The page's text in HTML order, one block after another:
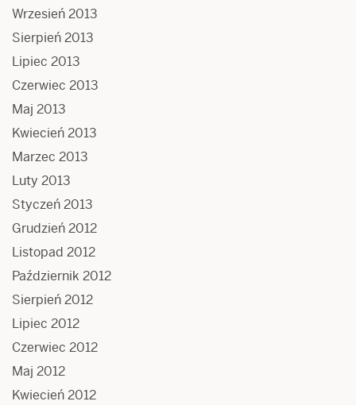
Wrzesień 2013
Sierpień 2013
Lipiec 2013
Czerwiec 2013
Maj 2013
Kwiecień 2013
Marzec 2013
Luty 2013
Styczeń 2013
Grudzień 2012
Listopad 2012
Październik 2012
Sierpień 2012
Lipiec 2012
Czerwiec 2012
Maj 2012
Kwiecień 2012